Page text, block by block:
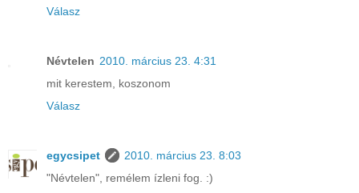
Válasz
Névtelen 2010. március 23. 4:31
mit kerestem, koszonom
Válasz
egycsipet
2010. március 23. 8:03
"Névtelen", remélem ízleni fog. :)